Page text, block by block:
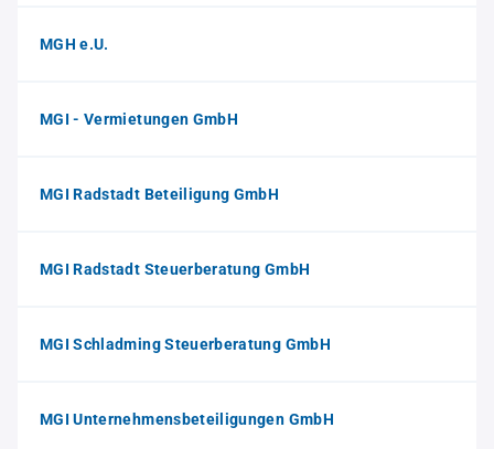
MGH e.U.
MGI - Vermietungen GmbH
MGI Radstadt Beteiligung GmbH
MGI Radstadt Steuerberatung GmbH
MGI Schladming Steuerberatung GmbH
MGI Unternehmensbeteiligungen GmbH